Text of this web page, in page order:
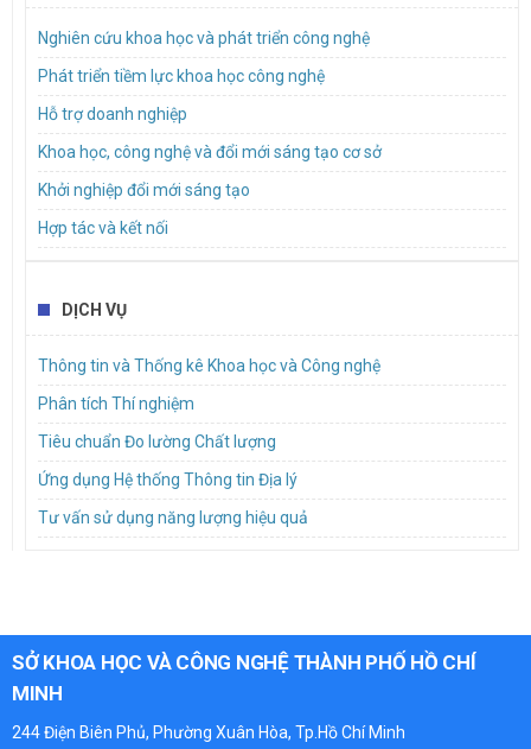
Dự thảo Nghị quyết của Hội đồng nhân dân Thành phố Hồ Chí
Minh về chính sách hỗ trợ đối với dự án sản xuất sản phẩm phụ
trợ trực tiếp trong công nghiệp bán dẫn và dự án sản xuất thiết bị
điện tử
Nghiên cứu khoa học và phát triển công nghệ
Phát triển tiềm lực khoa học công nghệ
Hỗ trợ doanh nghiệp
Khoa học, công nghệ và đổi mới sáng tạo cơ sở
Khởi nghiệp đổi mới sáng tạo
Hợp tác và kết nối
DỊCH VỤ
Thông tin và Thống kê Khoa học và Công nghệ
Phân tích Thí nghiệm
Tiêu chuẩn Đo lường Chất lượng
Ứng dụng Hệ thống Thông tin Địa lý
Tư vấn sử dụng năng lượng hiệu quả
SỞ KHOA HỌC VÀ CÔNG NGHỆ THÀNH PHỐ HỒ CHÍ
MINH
244 Điện Biên Phủ, Phường Xuân Hòa, Tp.Hồ Chí Minh